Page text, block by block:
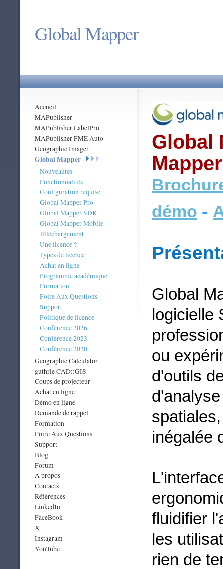
Global Mapper
Accueil
MAPublisher
MAPublisher LabelPro
MAPublisher FME Auto
Geographic Imager
Global Mapper
Nouveautés
Fonctionnalités
Configuration requise
Global Mapper Pro
Global Mapper SDK
Global Mapper Mobile
Téléchargement
Une licence ?
Types de licence
Achat en ligne
Programme académique
Formation
Foire Aux Questions
Support
Politique de licence
Conférence 2026
Conférence 2023
Conférence 2020
Geographic Calculator
guthrie CAD::GIS
Coups de projecteur
Achat en ligne
Démo en ligne
Demande de rappel
Formation
Foire Aux Questions
Support
Blog
Forum
À propos
Contacts
Références
LinkedIn
FaceBook
X
Instagram
YouTube
Global
démo -
Global
logicielle
ou
d'outils
inégalée
fluidifier
les
rien de